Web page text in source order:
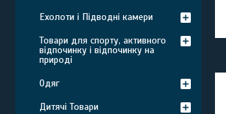
Ехолоти і Підводні камери
Товари для спорту, активного
відпочинку і відпочинку на
природі
Одяг
Дитячі Товари